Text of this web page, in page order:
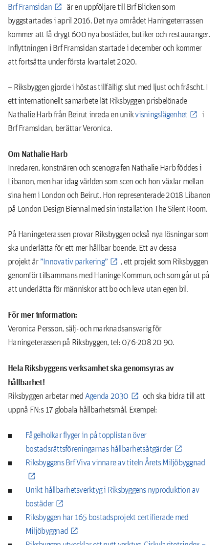
Brf Framsidan
är en uppföljare till Brf Blicken som
byggstartades i april 2016. Det nya området Haningeterrassen
kommer att få drygt 600 nya bostäder, butiker och restauranger.
Inflyttningen i Brf Framsidan startade i december och kommer
att fortsätta under första kvartalet 2020.
– Riksbyggen gjorde i höstas tillfälligt slut med ljust och fräscht. I
ett internationellt samarbete lät Riksbyggen prisbelönade
Nathalie Harb från Beirut inreda en unikvisningslägenhet
i
Brf Framsidan, berättar Veronica.
Om Nathalie Harb
Inredaren, konstnären och scenografen Nathalie Harb föddes i
Libanon, men har idag världen som scen och hon växlar mellan
sina hem i London och Beirut. Hon representerade 2018 Libanon
på London Design Biennal med sin installation The Silent Room.
På Haningeterassen provar Riksbyggen också nya lösningar som
ska underlätta för ett mer hållbar boende. Ett av dessa
projekt är”Innovativ parkering”
, ett projekt som Riksbyggen
genomför tillsammans med Haninge Kommun, och som går ut på
att underlätta för människor att bo och leva utan egen bil.
För mer information:
Veronica Persson, sälj- och marknadsansvarig för
Haningeterassen på Riksbyggen, tel: 076-208 20 90.
Hela Riksbyggens verksamhet ska genomsyras av
hållbarhet!
Riksbyggen arbetar medAgenda 2030
och ska bidra till att
uppnå FN:s 17 globala hållbarhetsmål. Exempel:
Fågelholkar flyger in på topplistan över
bostadsrättsföreningarnas hållbarhetsåtgärder
Riksbyggens Brf Viva vinnare av titeln Årets Miljöbyggnad
Unikt hållbarhetsverktyg i Riksbyggens nyproduktion av
bostäder
Riksbyggen har 165 bostadsprojekt certifierade med
Miljöbyggnad